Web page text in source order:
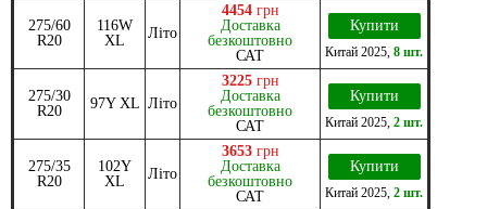
275/60
R20
116W
XL
Літо
4454 грн
Доставка
безкоштовно
САТ
Купити
Китай 2025 8 шт.
275/30
R20
97Y XL Літо
3225 грн
Доставка
безкоштовно
САТ
Купити
Китай 2025 2 шт.
275/35
R20
102Y
XL
Літо
3653 грн
Доставка
безкоштовно
САТ
Купити
Китай 2025 2 шт.